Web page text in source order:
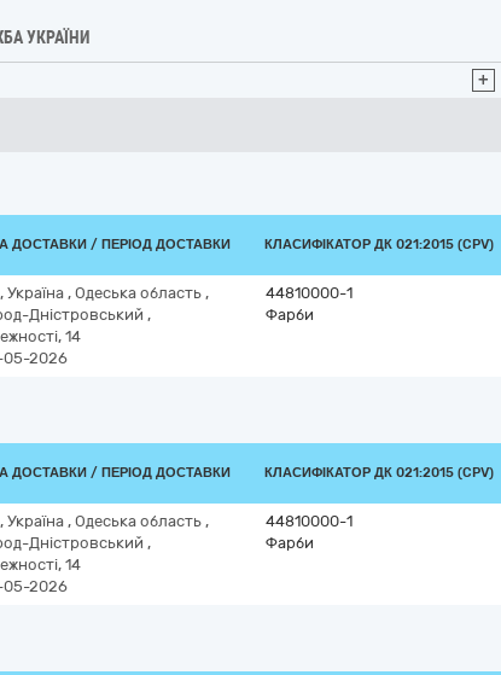
УКРАЇНИ
+
ДОСТАВКИ / ПЕРІОД ДОСТАВКИ КЛАСИФІКАТОР ДК 021:2015 (CPV)
, Україна , Одеська область ,
Дністровський ,
14
05-2026
44810000-1
Фарби
ДОСТАВКИ / ПЕРІОД ДОСТАВКИ КЛАСИФІКАТОР ДК 021:2015 (CPV)
, Україна , Одеська область ,
Дністровський ,
14
05-2026
44810000-1
Фарби